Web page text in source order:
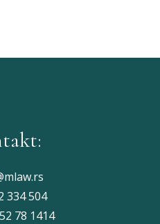
334 504
78 1414